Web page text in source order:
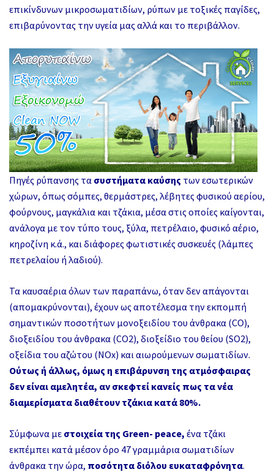
επικίνδυνων μικροσωματιδίων, ρύπων με τοξικές παγίδες,
επιβαρύνοντας την υγεία μας αλλά και το περιβάλλον.
Πηγές ρύπανσης τα συστήματα καύσης των εσωτερικών
χώρων, όπως σόμπες, θερμάστρες, λέβητες φυσικού αερίου,
φούρνους, μαγκάλια και τζάκια, μέσα στις οποίες καίγονται,
ανάλογα με τον τύπο τους, ξύλα, πετρέλαιο, φυσικό αέριο,
κηροζίνη κ.ά., και διάφορες φωτιστικές συσκευές (λάμπες
πετρελαίου ή λαδιού).
Τα καυσαέρια όλων των παραπάνω, όταν δεν απάγονται
(απομακρύνονται), έχουν ως αποτέλεσμα την εκπομπή
σημαντικών ποσοτήτων μονοξειδίου του άνθρακα (CO),
διοξειδίου του άνθρακα (CO2), διοξείδιο του θείου (SO2),
οξείδια του αζώτου (NOx) και αιωρούμενων σωματιδίων.
Ούτως ή άλλως, όμως η επιβάρυνση της ατμόσφαιρας
δεν είναι αμελητέα, αν σκεφτεί κανείς πως τα νέα
διαμερίσματα διαθέτουν τζάκια κατά 80%.
Σύμφωνα με στοιχεία της Green- peace, ένα τζάκι
εκπέμπει κατά μέσον όρο 47 γραμμάρια σωματιδίων
άνθρακα την ώρα, ποσότητα διόλου ευκαταφρόνητα.